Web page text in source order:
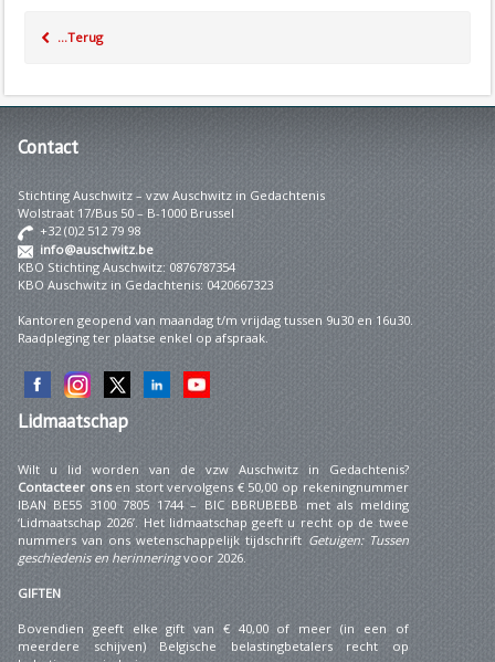
...Terug
Contact
Stichting Auschwitz – vzw Auschwitz in Gedachtenis
Wolstraat 17/Bus 50 – B-1000 Brussel
+32 (0)2 512 79 98
info@auschwitz.be
KBO Stichting Auschwitz: 0876787354
KBO Auschwitz in Gedachtenis: 0420667323
Kantoren geopend van maandag t/m vrijdag tussen 9u30 en 16u30.
Raadpleging ter plaatse enkel op afspraak.
Lidmaatschap
Wilt u lid worden van de vzw Auschwitz in Gedachtenis?
Contacteer onsen stort vervolgens € 50,00 op rekeningnummer
IBAN BE55 3100 7805 1744 – BIC BBRUBEBB met als melding
‘Lidmaatschap 2026’. Het lidmaatschap geeft u recht op de twee
nummers van ons wetenschappelijk tijdschrift Getuigen: Tussen
geschiedenis en herinneringvoor 2026.
GIFTEN
Bovendien geeft elke gift van € 40,00 of meer (in een of
meerdere schijven) Belgische belastingbetalers recht op